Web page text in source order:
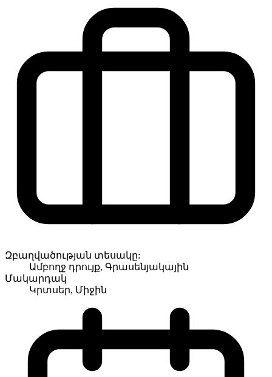
Զբաղվածության տեսակը:
Ամբողջ դրույք, Գրասենյակային
Մակարդակ
Կրտսեր, Միջին